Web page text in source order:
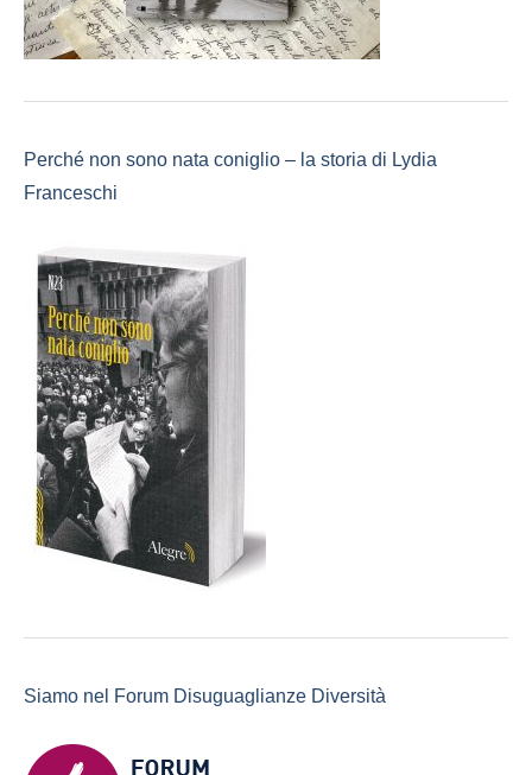
Perché non sono nata coniglio – la storia di Lydia
Franceschi
Siamo nel Forum Disuguaglianze Diversità